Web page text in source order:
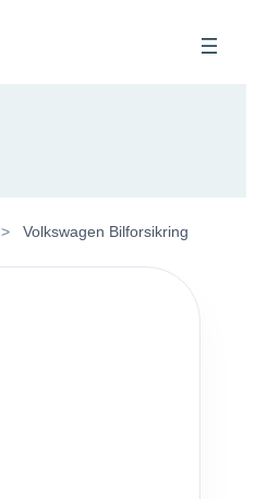
> Volkswagen Bilforsikring